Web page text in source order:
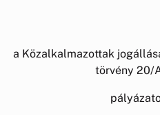
a Közalkalmazottak
törvény 20/